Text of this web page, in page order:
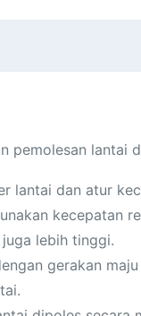
pemolesan lantai
lantai dan atur
kecepatan
lebih tinggi.
gerakan